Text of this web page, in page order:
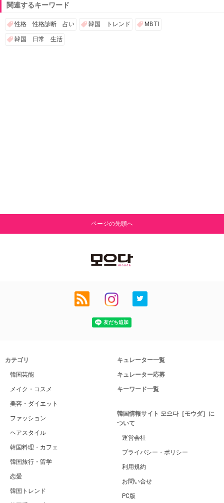
関連するキーワード
性格 性格診断 占い 韓国 トレンド MBTI
韓国 日常 生活
ページの先頭へ
カテゴリ
韓国芸能
メイク・コスメ
美容・ダイエット
ファッション
ヘアスタイル
韓国料理・カフェ
韓国旅行・留学
恋愛
韓国トレンド
キュレーター一覧
キュレーター応募
キーワード一覧
韓国情報サイト 모으다［モウダ］に
ついて
運営会社
プライバシー・ポリシー
利用規約
お問い合せ
PC版